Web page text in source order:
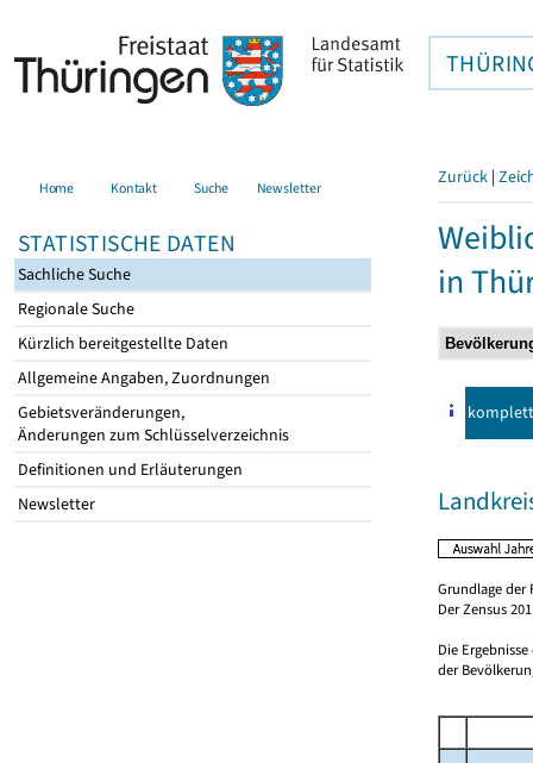
Home Kontakt Suche Newsletter
STATISTISCHE DATEN
Sachliche Suche
Regionale Suche
Kürzlich bereitgestellte Daten
Allgemeine Angaben, Zuordnungen
Gebietsveränderungen,
Änderungen zum Schlüsselverzeichnis
Definitionen und Erläuterungen
Newsletter
Zurück |
in
komplett
Grundlage der
Der Zensus
Die
der